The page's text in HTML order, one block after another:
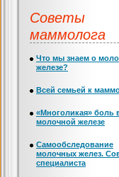
Советы
маммолога
Что мы знаем о
железе?
Всей семьей к
«Многоликая» боль
молочной железе
Самообследование
молочных желез.
специалиста